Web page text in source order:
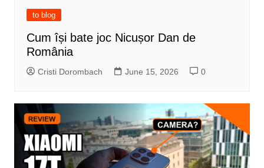
to blog
Cum își bate joc Nicușor Dan de
România
Cristi Dorombach June 15, 2026 0